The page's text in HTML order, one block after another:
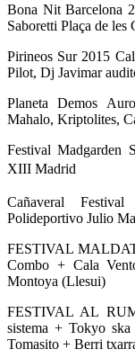
Bona Nit Barcelona
Saboretti Plaça de les
Pirineos Sur 2015
Pilot, Dj Javimar
Planeta Demos
Mahalo, Kriptolites,
Festival Madgarden
XIII Madrid
Cañaveral
Polideportivo Julio
FESTIVAL
Combo + Cala
Montoya (Llesui)
FESTIVAL AL
sistema + Tokyo
Tomasito + Berri